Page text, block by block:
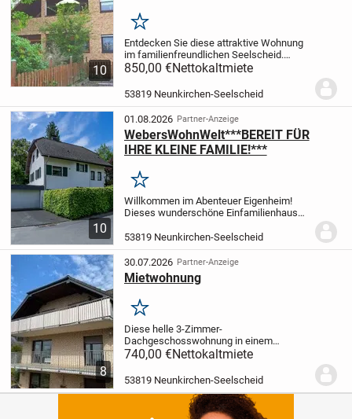
10
Merken
Entdecken Sie diese attraktive Wohnung
im familienfreundlichen Seelscheid.
Diese gut gelegene Immobilie, erbaut im
bietet Ihnen auf einer großzügigen Fläche
850,00 €Nettokaltmiete
53819 Neunkirchen-Seelscheid
10
01.08.2026 Partner-Anzeige
WebersWohnWelt***BEREIT FÜR
IHRE KLEINE FAMILIE!***
Merken
Willkommen im Abenteuer Eigenheim!
Dieses wunderschöne Einfamilienhaus
Leben voller einzigartiger Momente. Es
überzeugt durch seine großzügige
Raumaufteilung,...
53819 Neunkirchen-Seelscheid
8
30.07.2026 Partner-Anzeige
Mietwohnung
Merken
Diese helle 3-Zimmer-
Dachgeschosswohnung in einem
Mehrparteienhaus begeistert durch einen
echtes Wohnerlebnis. Schon beim
740,00 €Nettokaltmiete
53819 Neunkirchen-Seelscheid